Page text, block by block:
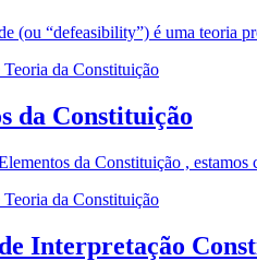
(ou “defeasibility”) é uma teoria
Teoria da Constituição
da Constituição
da Constituição ,
Teoria da Constituição
Interpretação